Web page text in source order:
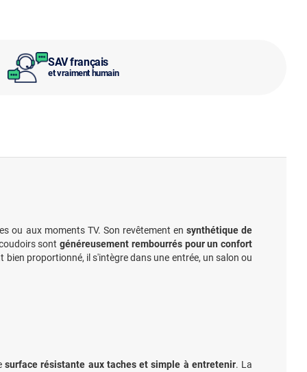
SAV français
et vraiment humain
ou aux moments TV. Son revêtement en synthétique de
sontgénéreusement rembourrés pour un confort
proportionné, il s'intègre dans une entrée, un salon ou
surface résistante aux taches et simple à entretenir. La